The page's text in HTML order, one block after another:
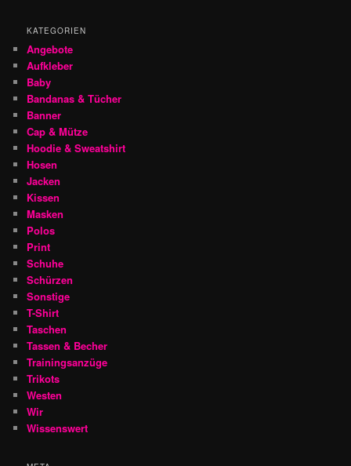
KATEGORIEN
Angebote
Aufkleber
Baby
Bandanas & Tücher
Banner
Cap & Mütze
Hoodie & Sweatshirt
Hosen
Jacken
Kissen
Masken
Polos
Print
Schuhe
Schürzen
Sonstige
T-Shirt
Taschen
Tassen & Becher
Trainingsanzüge
Trikots
Westen
Wir
Wissenswert